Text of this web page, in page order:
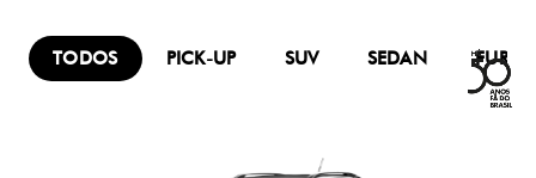
TODOS PICK-UP SUV SEDAN